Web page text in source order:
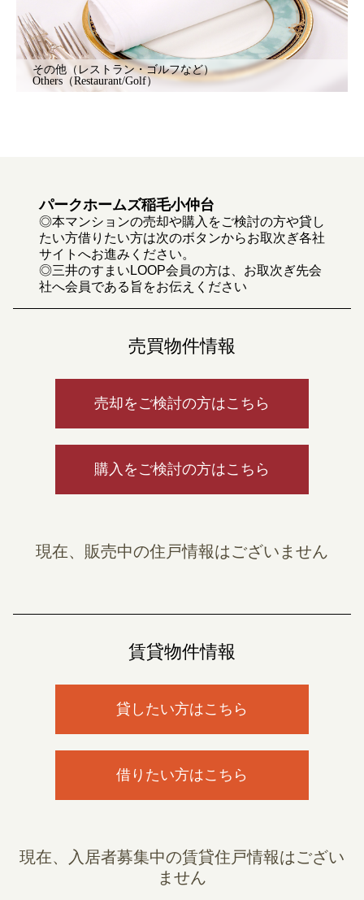
その他（レストラン・ゴルフなど）
Others（Restaurant/Golf）
パークホームズ稲毛小仲台
◎本マンションの売却や購入をご検討の方や貸し
たい方借りたい方は次のボタンからお取次ぎ各社
サイトへお進みください。
◎三井のすまいLOOP会員の方は、お取次ぎ先会
社へ会員である旨をお伝えください
売買物件情報
売却をご検討の方はこちら
購入をご検討の方はこちら
現在、販売中の住戸情報はございません
賃貸物件情報
貸したい方はこちら
借りたい方はこちら
現在、入居者募集中の賃貸住戸情報はござい
ません